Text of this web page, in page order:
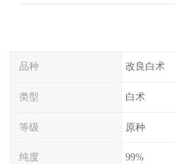
品种 改良白术
类型 白术
等级 原种
纯度 99%